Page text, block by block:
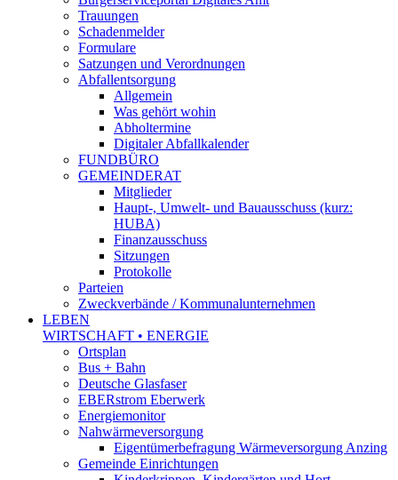
Trauungen
Schadenmelder
Formulare
Satzungen und Verordnungen
Abfallentsorgung
Allgemein
Was gehört wohin
Abholtermine
Digitaler Abfallkalender
FUNDBÜRO
GEMEINDERAT
Mitglieder
Haupt-, Umwelt- und Bauausschuss (kurz:
HUBA)
Finanzausschuss
Sitzungen
Protokolle
Parteien
Zweckverbände / Kommunalunternehmen
LEBEN
WIRTSCHAFT • ENERGIE
Ortsplan
Bus + Bahn
Deutsche Glasfaser
EBERstrom Eberwerk
Energiemonitor
Nahwärmeversorgung
Eigentümerbefragung Wärmeversorgung Anzing
Gemeinde Einrichtungen